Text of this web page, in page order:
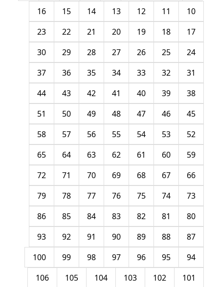
10
11
12
13
14
15
16
17
18
19
20
21
22
23
24
25
26
27
28
29
30
31
32
33
34
35
36
37
38
39
40
41
42
43
44
45
46
47
48
49
50
51
52
53
54
55
56
57
58
59
60
61
62
63
64
65
66
67
68
69
70
71
72
73
74
75
76
77
78
79
80
81
82
83
84
85
86
87
88
89
90
91
92
93
94
95
96
97
98
99
100
101
102
103
104
105
106